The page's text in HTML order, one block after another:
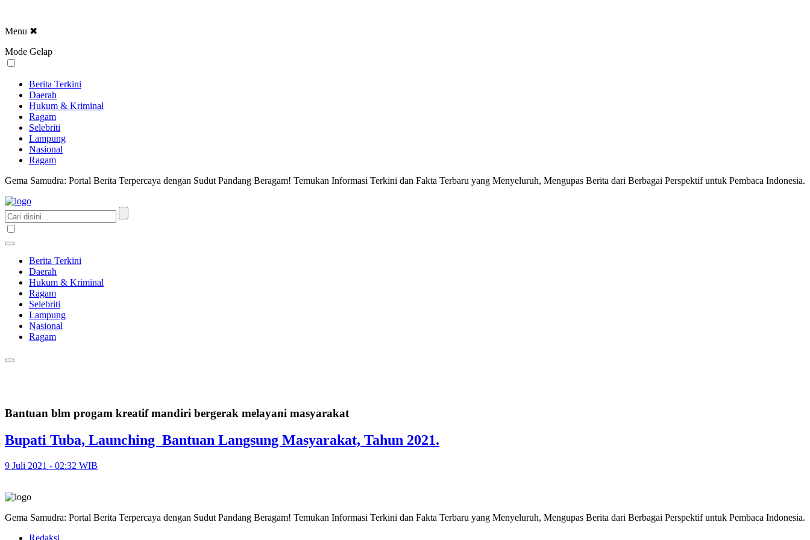
Menu ✖
Mode Gelap
Berita Terkini
Daerah
Hukum & Kriminal
Ragam
Selebriti
Lampung
Nasional
Ragam
Gema Samudra: Portal Berita Terpercaya dengan Sudut Pandang Beragam! Temukan Informasi Terkini dan Fakta Terbaru yang Menyeluruh, Mengupas Berita dari Berbagai Perspektif untuk Pembaca Indonesia.
Berita Terkini
Daerah
Hukum & Kriminal
Ragam
Selebriti
Lampung
Nasional
Ragam
Bantuan blm progam kreatif mandiri bergerak melayani masyarakat
Bupati Tuba, Launching Bantuan Langsung Masyarakat, Tahun 2021.
9 Juli 2021 - 02:32 WIB
Gema Samudra: Portal Berita Terpercaya dengan Sudut Pandang Beragam! Temukan Informasi Terkini dan Fakta Terbaru yang Menyeluruh, Mengupas Berita dari Berbagai Perspektif untuk Pembaca Indonesia.
Redaksi